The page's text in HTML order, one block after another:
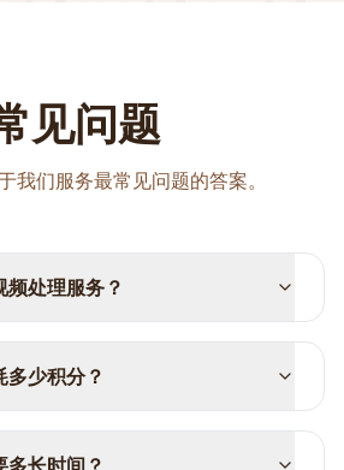
见问题
我们服务最常见问题的答案。
处理服务？
多少积分？